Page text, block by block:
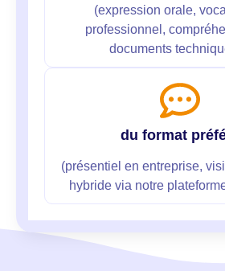
(expression orale,
professionnel,
documents
du format
(présentiel en entreprise,
hybride via notre